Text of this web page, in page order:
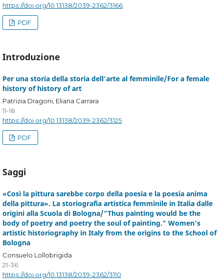
https://doi.org/10.13138/2039-2362/3166
PDF
Introduzione
Per una storia della storia dell'arte al femminile/For a female
history of history of art
Patrizia Dragoni, Eliana Carrara
11-18
https://doi.org/10.13138/2039-2362/3125
PDF
Saggi
«Così la pittura sarebbe corpo della poesia e la poesia anima
della pittura». La storiografia artistica femminile in Italia dalle
origini alla Scuola di Bologna/"Thus painting would be the
body of poetry and poetry the soul of painting." Women's
artistic historiography in Italy from the origins to the School of
Bologna
Consuelo Lollobrigida
21-36
https://doi.org/10.13138/2039-2362/3110